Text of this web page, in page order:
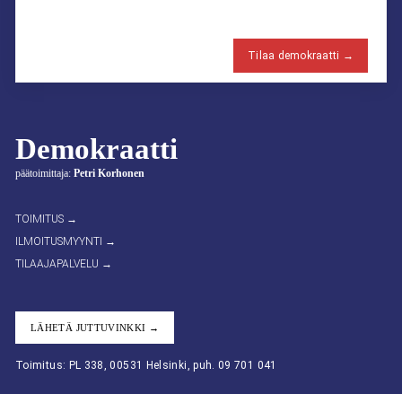
Demokraatti
päätoimittaja: Petri Korhonen
TOIMITUS →
ILMOITUSMYYNTI →
TILAAJAPALVELU →
LÄHETÄ JUTTUVINKKI →
Toimitus: PL 338, 00531 Helsinki, puh. 09 701 041
Tilaa demokraatti →